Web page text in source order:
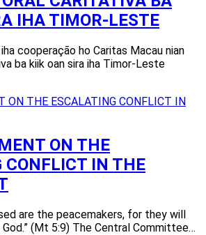
IHA TIMOR-LESTE
cooperação ho Caritas Macau nian
ba kiik oan sira iha Timor-Leste
ON THE
CONFLICT IN THE
are the peacemakers, for they will
(Mt 5:9) The Central Committee…